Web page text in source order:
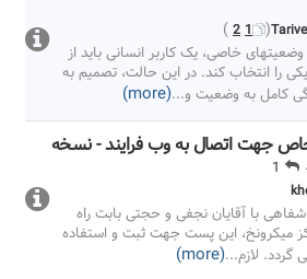
(
1
2
)
خاصی، یک کاربر انسانی باید از
را انتخاب کند. در این حالت، تصمیم به
کامل به وضعیت و...
(more)
خاص جهت اتصال به وب فرایند - نسخه
با آقایان نجفی و حجتی بابت راه
میکرونخ، این پست جهت ثبت و استفاده
گردد. لازم...
(more)